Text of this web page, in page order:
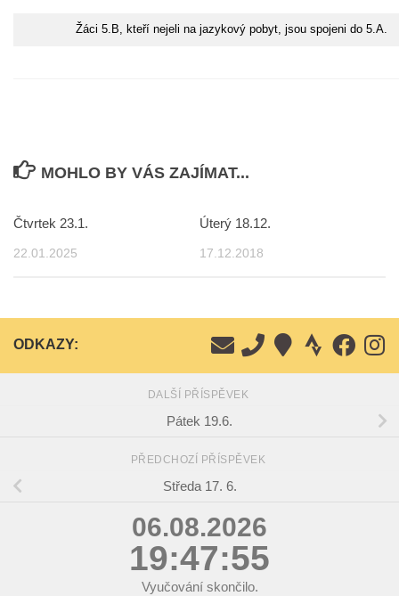
Žáci 5.B, kteří nejeli na jazykový pobyt, jsou spojeni do 5.A.
MOHLO BY VÁS ZAJÍMAT...
Čtvrtek 23.1.
22.01.2025
Úterý 18.12.
17.12.2018
ODKAZY:
DALŠÍ PŘÍSPĚVEK
Pátek 19.6.
PŘEDCHOZÍ PŘÍSPĚVEK
Středa 17. 6.
06.08.2026
19:47:55
Vyučování skončilo.